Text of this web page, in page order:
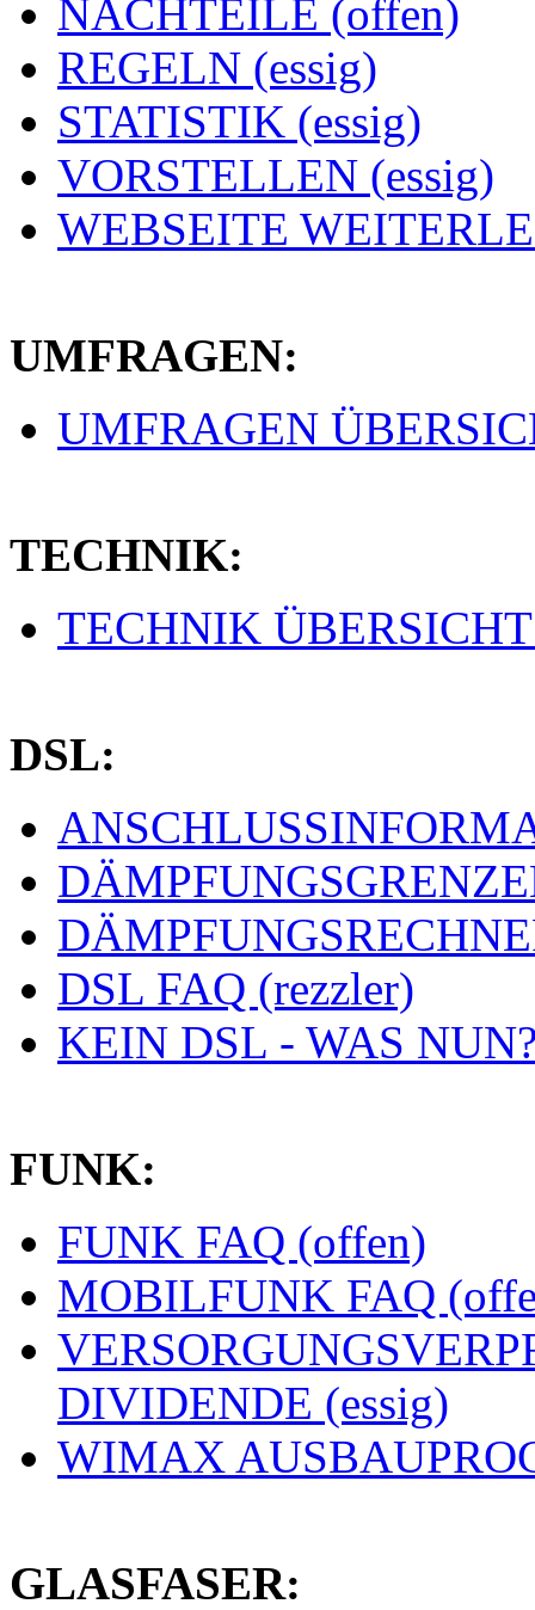
NACHTEILE (offen)
REGELN (essig)
STATISTIK (essig)
VORSTELLEN (essig)
WEBSEITE
UMFRAGEN:
UMFRAGEN
TECHNIK:
TECHNIK ÜBERSICHT
DSL:
DSL FAQ (rezzler)
KEIN DSL - WAS
FUNK:
FUNK FAQ (offen)
MOBILFUNK FAQ
DIVIDENDE (essig)
WIMAX
GLASFASER: